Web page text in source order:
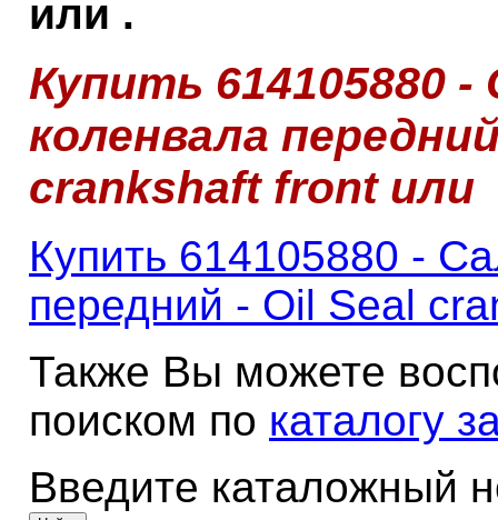
или .
Купить 614105880 -
коленвала
crankshaft front или
Купить 614105880 -
передний - Oil Seal
Также Вы можете
поиском по каталогу
Введите каталожный